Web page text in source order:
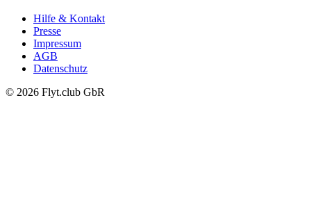
Hilfe & Kontakt
Presse
Impressum
AGB
Datenschutz
© 2026 Flyt.club GbR